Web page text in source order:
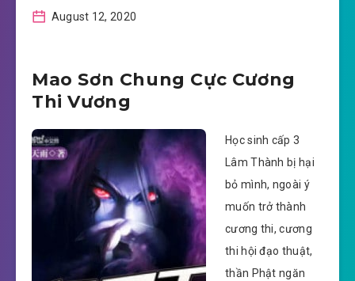
August 12, 2020
Mao Sơn Chung Cực Cương
Thi Vương
Học sinh cấp 3
Lâm Thành bị hại
bỏ mình, ngoài ý
muốn trở thành
cương thi, cương
thi hội đạo thuật,
thần Phật ngăn